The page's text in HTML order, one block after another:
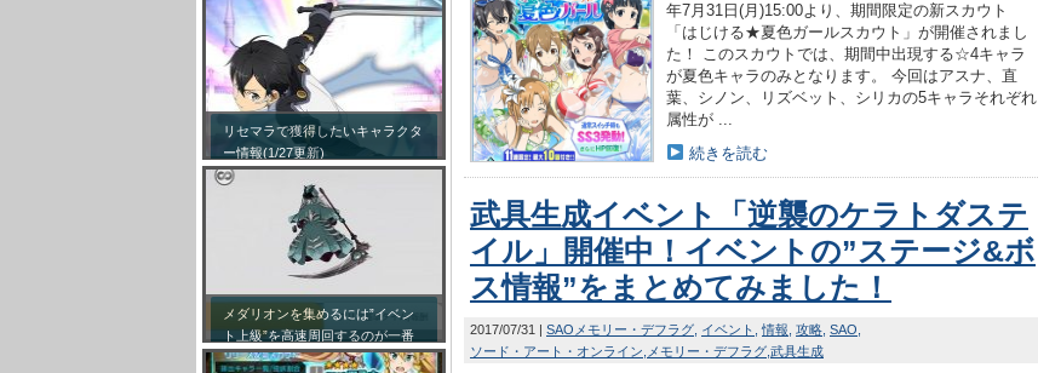
リセマラで獲得したいキャラクタ
ー情報(1/27更新)
メダリオンを集めるには”イベン
ト上級”を高速周回するのが一番
効率が良い模様！
年7月31日(月)15:00より、期間限定の新スカウト
「はじける★夏色ガールスカウト」が開催されまし
た！ このスカウトでは、期間中出現する☆4キャラ
が夏色キャラのみとなります。 今回はアスナ、直
葉、シノン、リズベット、シリカの5キャラそれぞれ
属性が ...
続きを読む
武具生成イベント「逆襲のケラトダステ
イル」開催中！イベントの”ステージ&ボ
ス情報”をまとめてみました！
2017/07/31 SAOメモリー・デフラグ イベント 情報 攻略 SAO
ソード・アート・オンライン メモリー・デフラグ 武具生成